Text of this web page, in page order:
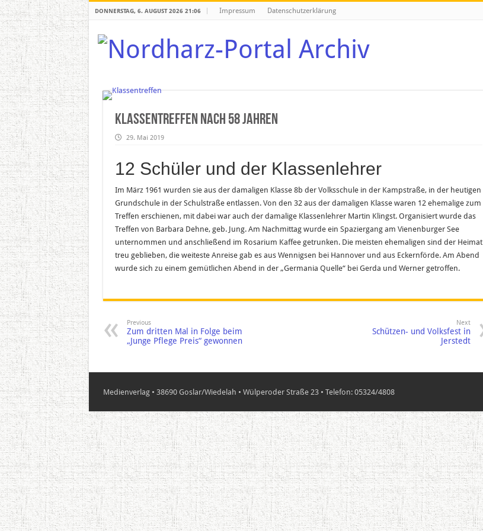
DONNERSTAG, 6. AUGUST 2026 21:06 Impressum Datenschutzerklärung
Klassentreffen nach 58 Jahren
29. Mai 2019
12 Schüler und der Klassenlehrer
Im März 1961 wurden sie aus der damaligen Klasse 8b der Volksschule in der Kampstraße, in der heutigen
Grundschule in der Schulstraße entlassen. Von den 32 aus der damaligen Klasse waren 12 ehemalige zum
Treffen erschienen, mit dabei war auch der damalige Klassenlehrer Martin Klingst. Organisiert wurde das
Treffen von Barbara Dehne, geb. Jung. Am Nachmittag wurde ein Spaziergang am Vienenburger See
unternommen und anschließend im Rosarium Kaffee getrunken. Die meisten ehemaligen sind der Heimat
treu geblieben, die weiteste Anreise gab es aus Wennigsen bei Hannover und aus Eckernförde. Am Abend
wurde sich zu einem gemütlichen Abend in der „Germania Quelle“ bei Gerda und Werner getroffen.
Previous
Zum dritten Mal in Folge beim
„Junge Pflege Preis“ gewonnen
Next
Schützen- und Volksfest in
Jerstedt
Medienverlag • 38690 Goslar/Wiedelah • Wülperoder Straße 23 • Telefon: 05324/4808